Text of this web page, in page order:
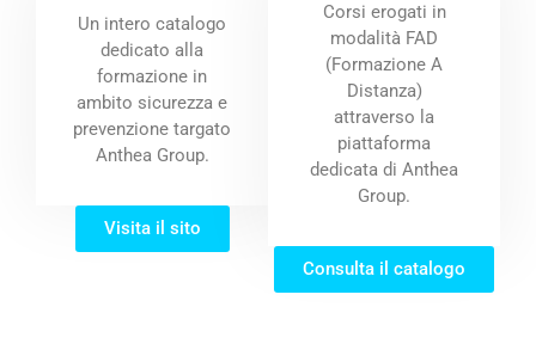
Un intero catalogo
dedicato alla
formazione in
ambito sicurezza e
prevenzione targato
Anthea Group.
Visita il sito
Corsi erogati in
modalità FAD
(Formazione A
Distanza)
attraverso la
piattaforma
dedicata di Anthea
Group.
Consulta il catalogo